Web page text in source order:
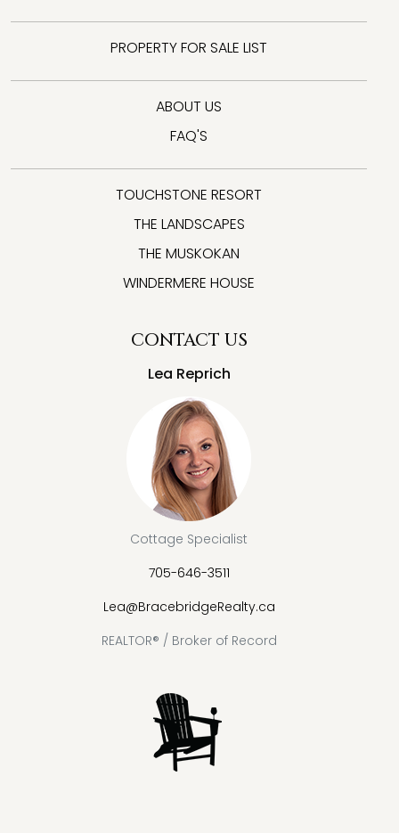
PROPERTY FOR SALE LIST
ABOUT US
FAQ'S
TOUCHSTONE RESORT
THE LANDSCAPES
THE MUSKOKAN
WINDERMERE HOUSE
CONTACT US
Lea Reprich
Cottage Specialist
705-646-3511
Lea@BracebridgeRealty.ca
REALTOR® / Broker of Record